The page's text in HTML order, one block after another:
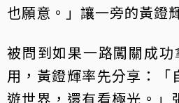
也願意。」讓一旁的黃鐙
被問到如果一路闖關成
用，黃鐙輝率先分享：「
遊世界，還有看極光。」